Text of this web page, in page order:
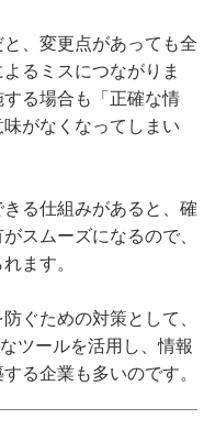
、変更点があっても全
るミスにつながりま
る場合も「正確な情
がなくなってしまい
る仕組みがあると、確
スムーズになるので、
ます。
ぐための対策として、
ツールを活用し、情報
る企業も多いのです。